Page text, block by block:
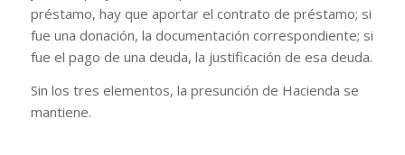
préstamo, hay que aportar el contrato de préstamo; si
fue una donación, la documentación correspondiente; si
fue el pago de una deuda, la justificación de esa deuda.
Sin los tres elementos, la presunción de Hacienda se
mantiene.